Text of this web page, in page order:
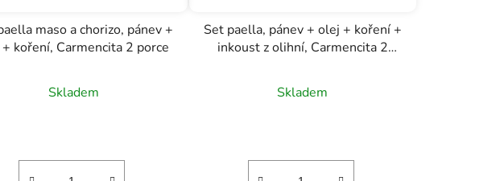
maso a chorizo, pánev +
koření, Carmencita 2 porce
Skladem
Set paella, pánev + olej + koření +
inkoust z olihní, Carmencita 2
Skladem